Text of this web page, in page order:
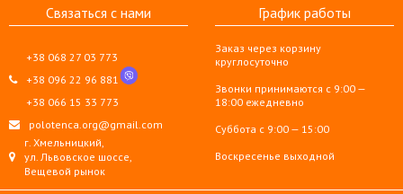
Связаться с нами
+38 068 27 03 773
+38 096 22 96 881
+38 066 15 33 773
polotenca.org@gmail.com
г. Хмельницкий,
ул. Львовское шоссе,
Вещевой рынок
График работы
Заказ через корзину
круглосуточно
Звонки принимаются с 9:00 —
18:00 ежедневно
Суббота с 9:00 — 15:00
Воскресенье выходной